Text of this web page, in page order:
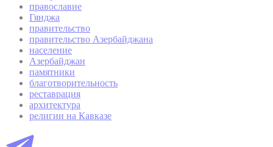
православие
Гянджа
правительство
правительство Азербайджана
население
Азербайджан
памятники
благотворительность
реставрация
архитектура
религии на Кавказе